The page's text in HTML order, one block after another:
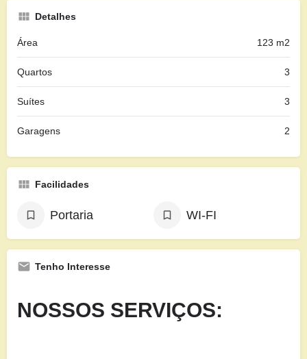
Detalhes
Área 123 m2
Quartos 3
Suítes 3
Garagens 2
Facilidades
Portaria WI-FI
Tenho Interesse
NOSSOS SERVIÇOS: